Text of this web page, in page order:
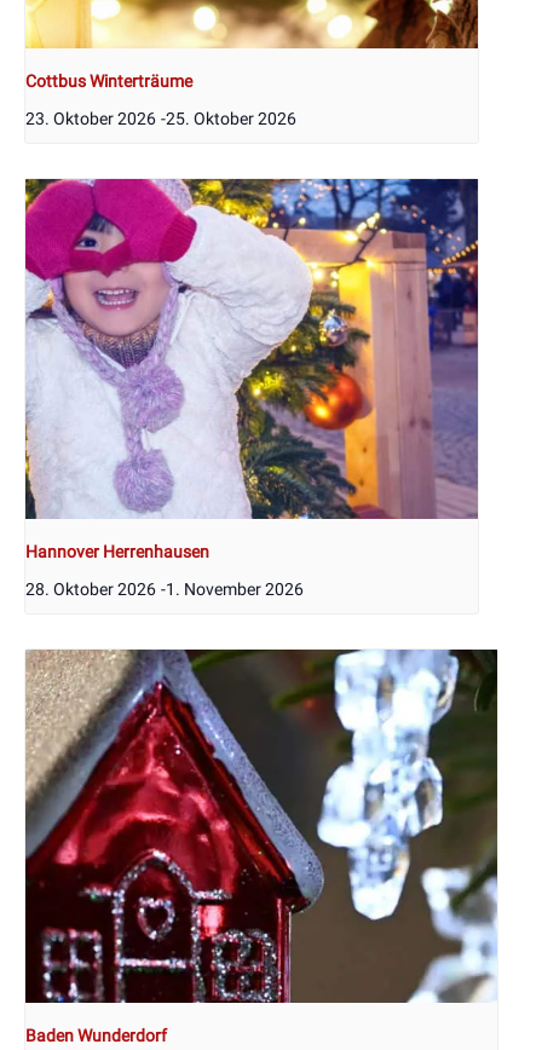
Cottbus Winterträume
23. Oktober 2026 -25. Oktober 2026
Hannover Herrenhausen
28. Oktober 2026 -1. November 2026
Baden Wunderdorf